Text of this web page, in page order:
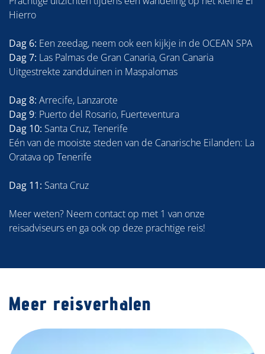
Hierro
Dag 6: Een zeedag, neem ook een kijkje in de OCEAN SPA
Dag 7: Las Palmas de Gran Canaria, Gran Canaria
Uitgestrekte zandduinen in Maspalomas
Dag 8: Arrecife, Lanzarote
Dag 9: Puerto del Rosario, Fuerteventura
Dag 10: Santa Cruz, Tenerife
Eén van de mooiste steden van de Canarische Eilanden: La
Oratava op Tenerife
Dag 11: Santa Cruz
Meer weten? Neem contact op met 1 van onze
reisadviseurs en ga ook op deze prachtige reis!
Meer reisverhalen